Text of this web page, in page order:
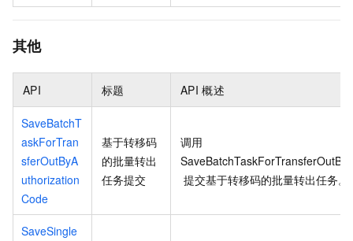
其他
API 标题 API 概述
SaveBatchT
askForTran
sferOutByA
uthorization
Code
基于转移码
的批量转出
任务提交
调用
提交基于转移码的批量转出任务。
SaveSingle